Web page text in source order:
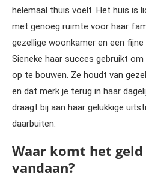
helemaal thuis voelt. Het huis is
met genoeg ruimte voor haar
gezellige woonkamer en een
Sieneke haar succes gebruikt
op te bouwen. Ze houdt van
en dat merk je terug in haar
draagt bij aan haar gelukkige
daarbuiten.
Waar komt het geld
vandaan?